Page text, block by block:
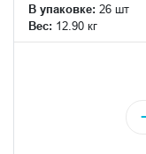
В упаковке: 26 шт
Вес: 12.90 кг